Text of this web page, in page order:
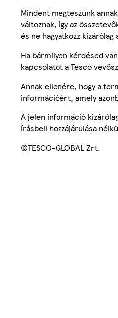
Mindent megteszünk
változnak, így az
és ne hagyatkozz
Ha bármilyen kérdésed
kapcsolatot a Tesco
Annak ellenére, hogy a
információért, amely
A jelen információ
írásbeli hozzájárulása
©TESCO-GLOBAL Zrt.